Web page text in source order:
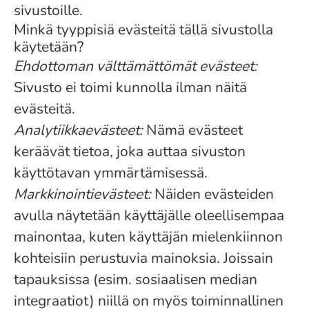
sivustoille.
Minkä tyyppisiä evästeitä tällä sivustolla
käytetään?
Ehdottoman välttämättömät evästeet:
Sivusto ei toimi kunnolla ilman näitä
evästeitä.
Analytiikkaevästeet:Nämä evästeet
keräävät tietoa, joka auttaa sivuston
käyttötavan ymmärtämisessä.
Markkinointievästeet:Näiden evästeiden
avulla näytetään käyttäjälle oleellisempaa
mainontaa, kuten käyttäjän mielenkiinnon
kohteisiin perustuvia mainoksia. Joissain
tapauksissa (esim. sosiaalisen median
integraatiot) niillä on myös toiminnallinen